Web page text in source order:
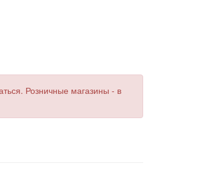
Розничные магазины - в